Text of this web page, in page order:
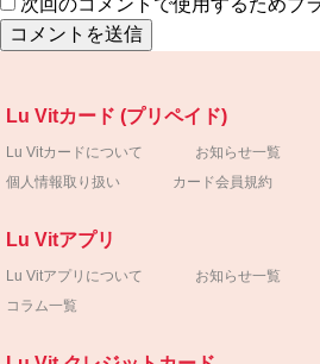
Lu Vitカード (プリペイド)
Lu Vitカードについて お知らせ一覧
個人情報取り扱い
カード会員規約
Lu Vitアプリ
Lu Vitアプリについて お知らせ一覧
コラム一覧